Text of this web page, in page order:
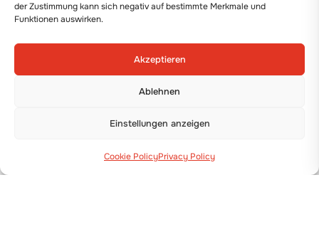
der Zustimmung kann sich negativ auf bestimmte Merkmale und
Funktionen auswirken.
Akzeptieren
Ablehnen
Einstellungen anzeigen
Cookie PolicyPrivacy Policy